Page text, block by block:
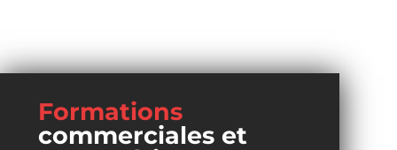
Formations
commerciales et